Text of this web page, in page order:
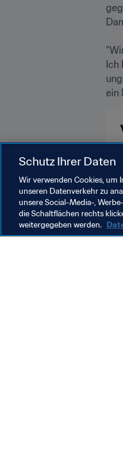
Ich
ein
Schutz Ihrer Daten
Wir verwenden Cookies, um
unseren Datenverkehr zu
unsere Social-Media-,
die Schaltflächen rechts
weitergegeben werden.